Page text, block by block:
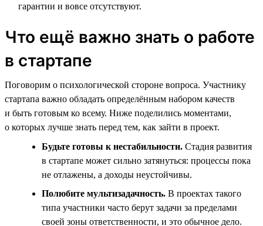
гарантии и вовсе отсутствуют.
Что ещё важно знать о работе
в стартапе
Поговорим о психологической стороне вопроса. Участнику
стартапа важно обладать определённым набором качеств
и быть готовым ко всему. Ниже поделились моментами,
о которых лучше знать перед тем, как зайти в проект.
Будьте готовы к нестабильности. Стадия развития
в стартапе может сильно затянуться: процессы пока
не отлажены, а доходы неустойчивы.
Полюбите мультизадачность. В проектах такого
типа участники часто берут задачи за пределами
своей зоны ответственности, и это обычное дело.